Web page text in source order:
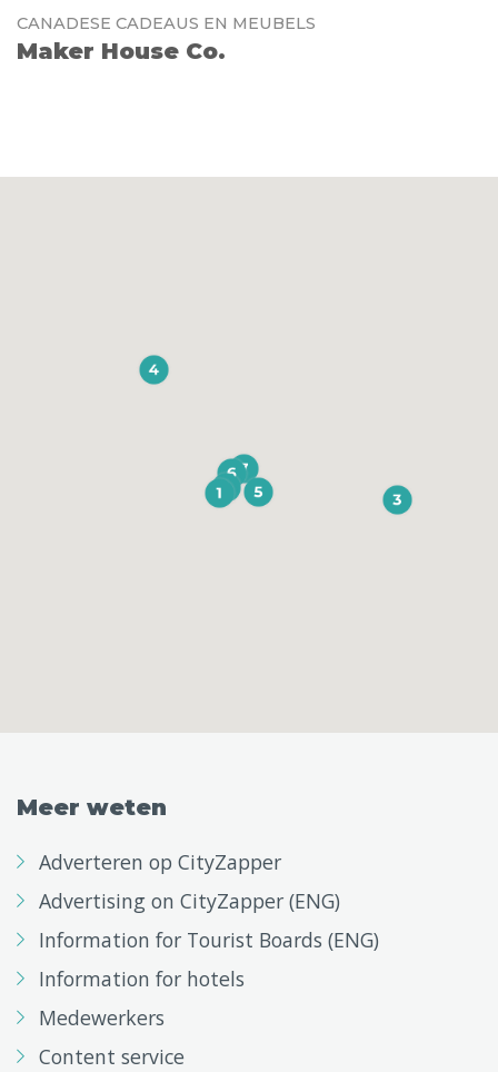
CANADESE CADEAUS EN MEUBELS
Maker House Co.
Meer weten
Adverteren op CityZapper
Advertising on CityZapper (ENG)
Information for Tourist Boards (ENG)
Information for hotels
Medewerkers
Content service